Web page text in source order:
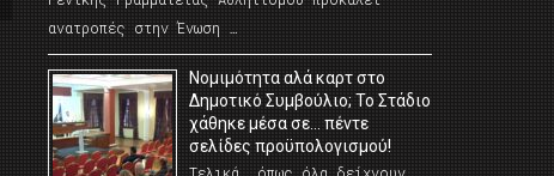
ανατροπές στην Ένωση …
Νομιμότητα αλά καρτ στο
Δημοτικό Συμβούλιο; Το Στάδιο
χάθηκε μέσα σε… πέντε
σελίδες προϋπολογισμού!